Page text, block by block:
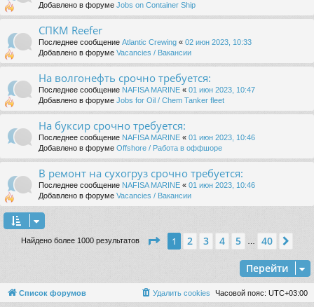
Добавлено в форуме Jobs on Container Ship
СПКМ Reefer
Последнее сообщение Atlantic Crewing « 02 июн 2023, 10:33
Добавлено в форуме Vacancies / Вакансии
На волгонефть срочно требуется:
Последнее сообщение NAFISA MARINE « 01 июн 2023, 10:47
Добавлено в форуме Jobs for Oil / Chem Tanker fleet
На буксир срочно требуется:
Последнее сообщение NAFISA MARINE « 01 июн 2023, 10:46
Добавлено в форуме Offshore / Работа в оффшоре
В ремонт на сухогруз срочно требуется:
Последнее сообщение NAFISA MARINE « 01 июн 2023, 10:46
Добавлено в форуме Vacancies / Вакансии
Найдено более 1000 результатов Страница из 40
1 2 3 4 5 40
Перейти
Список форумов Часовой пояс: UTC+03:00
Удалить cookies